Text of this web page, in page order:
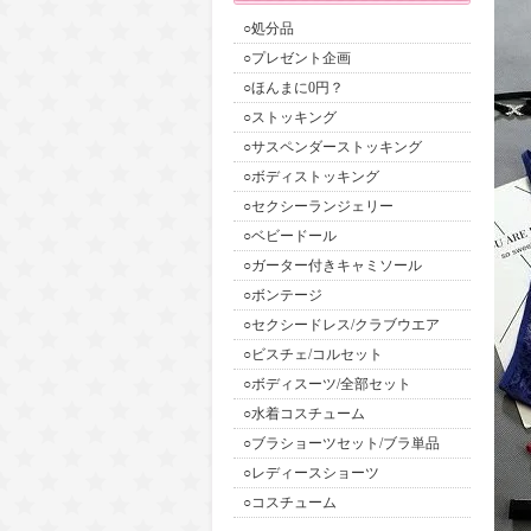
○処分品
○プレゼント企画
○ほんまに0円？
○ストッキング
○サスペンダーストッキング
○ボディストッキング
○セクシーランジェリー
○ベビードール
○ガーター付きキャミソール
○ボンテージ
○セクシードレス/クラブウエア
○ビスチェ/コルセット
○ボディスーツ/全部セット
○水着コスチューム
○ブラショーツセット/ブラ単品
○レディースショーツ
○コスチューム